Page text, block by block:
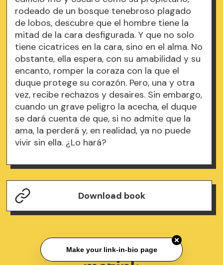
rodeado de un bosque tenebroso plagado
de lobos, descubre que el hombre tiene la
mitad de la cara desfigurada. Y que no solo
tiene cicatrices en la cara, sino en el alma. No
obstante, ella espera, con su amabilidad y su
encanto, romper la coraza con la que el
duque protege su corazón. Pero, una y otra
vez, recibe rechazos y desaires. Sin embargo,
cuando un grave peligro la acecha, el duque
se dará cuenta de que, si no admite que la
ama, la perderá y, en realidad, ya no puede
vivir sin ella. ¿Lo hará?
Download book
Make your link-in-bio page